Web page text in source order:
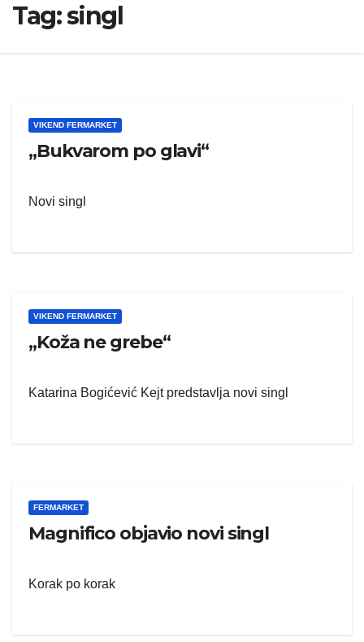
Tag:singl
VIKEND FERMARKET
„Bukvarom po glavi“
Novi singl
VIKEND FERMARKET
„Koža ne grebe“
Katarina Bogićević Kejt predstavlja novi singl
FERMARKET
Magnifico objavio novi singl
Korak po korak